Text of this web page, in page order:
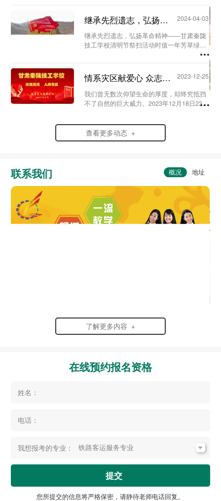
人人享有技能的校园氛围。5月23日至29
日，我校...
继承先烈遗志，弘扬革命精神-甘肃秦陇技工学校清明节祭扫活动...
2024-04-03
继承先烈遗志，弘扬革命精神——甘肃秦陇
技工学校清明节祭扫活动时值一年芳草绿，
又是一年清明时。为缅怀革命先烈、铭记历
烈精神，在党支部及校团委的组织领导下，
我校于20...
情系灾区献爱心 众志成城渡难关...
2023-12-25
我们曾无数次仰望生命的厚度，却终究抵挡
不了自然的巨大威力。2023年12月18日23时
州积石山县，灾情范围波及到了甘肃、青海
两省。...
查看更多动态 +
联系我们
了解更多内容 +
在线预约报名资格
姓名：
电话：
我想报考的专业：
提交
您所提交的信息将严格保密，请静待老师电话回复。